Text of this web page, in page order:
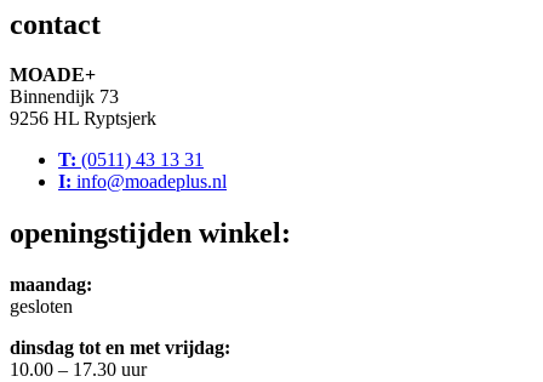
contact
MOADE+
Binnendijk 73
9256 HL Ryptsjerk
T: (0511) 43 13 31
I: info@moadeplus.nl
openingstijden winkel:
maandag:
gesloten
dinsdag tot en met vrijdag:
10.00 – 17.30 uur